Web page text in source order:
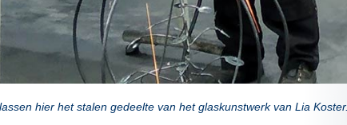
hier het stalen gedeelte van het glaskunstwerk van Lia Koster.